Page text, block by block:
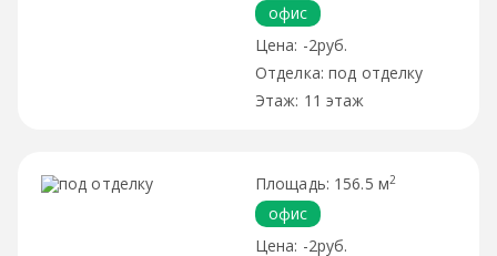
офис
-2руб.
под отделку
11 этаж
156.5 м2
офис
-2руб.